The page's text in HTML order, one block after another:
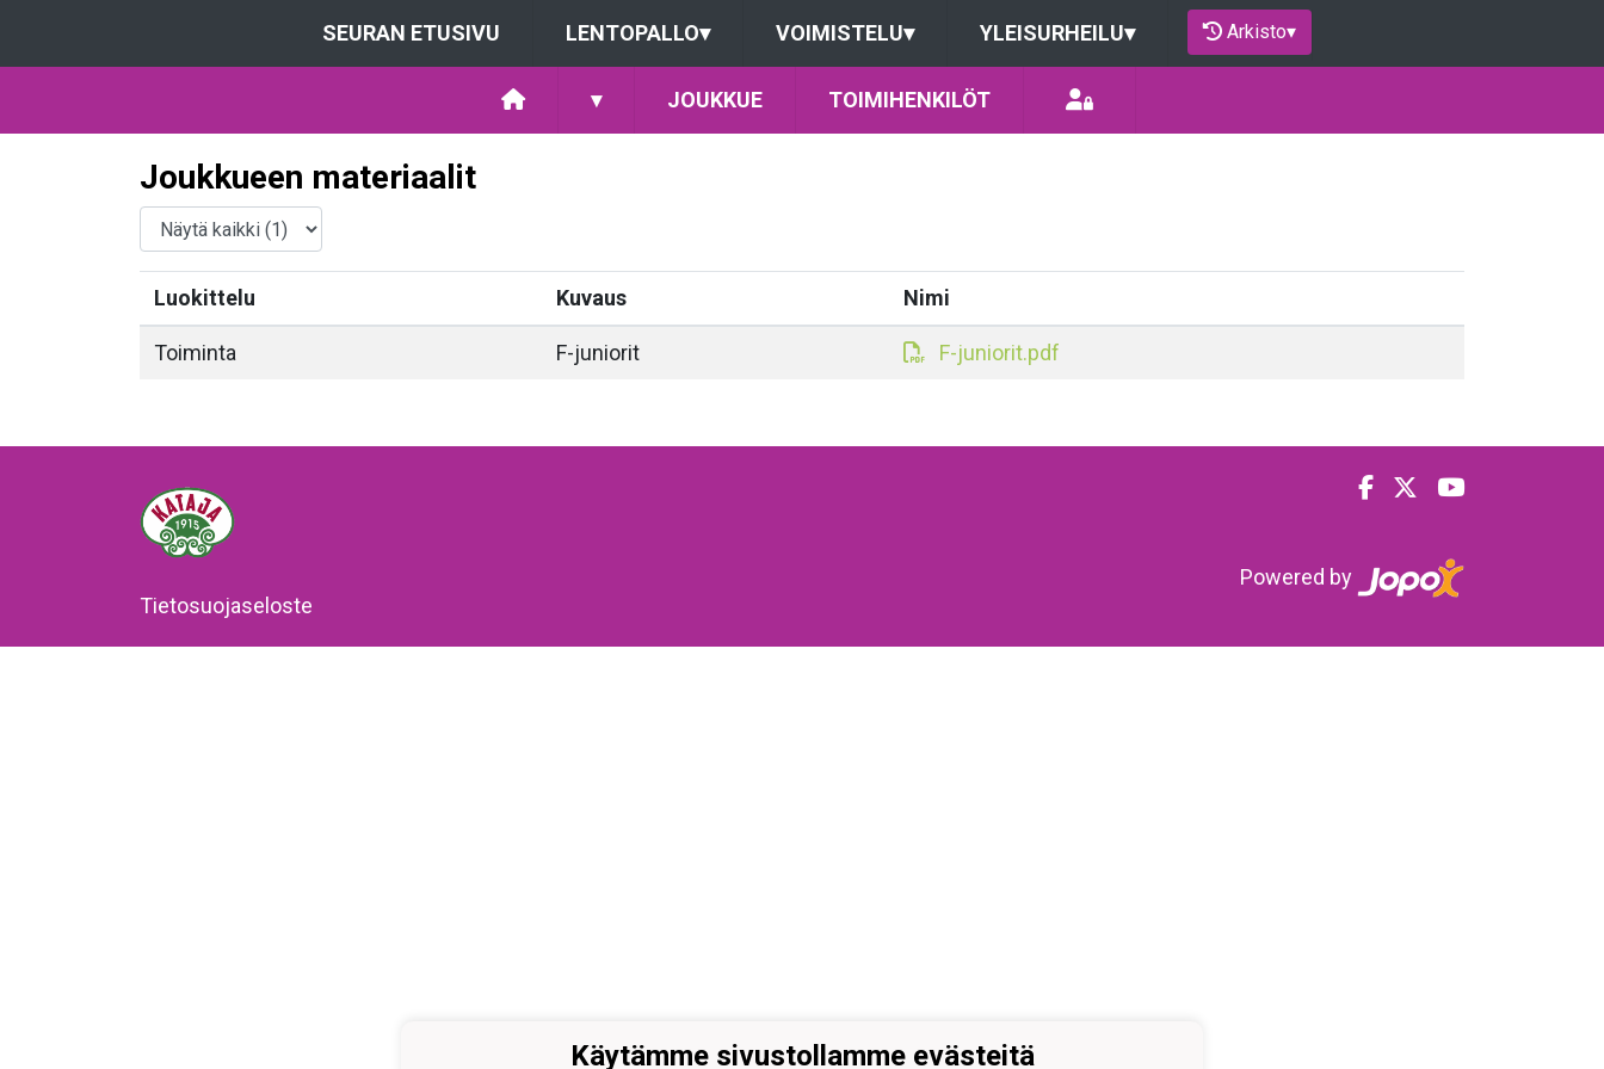
SEURAN ETUSIVU LENTOPALLO▾ VOIMISTELU▾ YLEISURHEILU▾ Arkisto▾
▾ JOUKKUE TOIMIHENKILÖT
Joukkueen materiaalit
Luokittelu Kuvaus Nimi
Toiminta F-juniorit F-juniorit.pdf
Tietosuojaseloste
Powered by
Käytämme sivustollamme evästeitä